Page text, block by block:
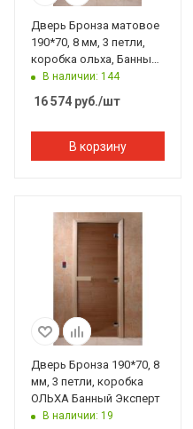
Дверь Бронза матовое
190*70, 8 мм, 3 петли,
коробка ольха, Банный
Эксперт
В наличии: 144
16 574 руб./шт
В корзину
Дверь Бронза 190*70, 8
мм, 3 петли, коробка
ОЛЬХА Банный Эксперт
В наличии: 19